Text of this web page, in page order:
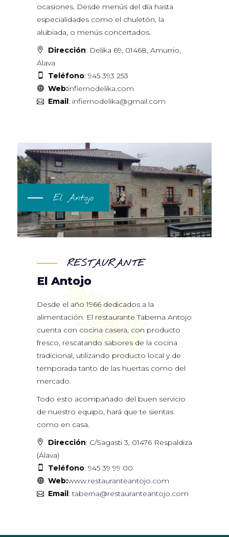
ocasiones. Desde menús del día hasta
especialidades como el chuletón, la
alubiada, o menús concertados.
Dirección: Delika 69, 01468, Amurrio,
Álava
Teléfono: 945 393 253
Web:infiernodelika.com
Email: infiernodelika@gmail.com
RESTAURANTE
El Antojo
Desde el año 1966 dedicados a la
alimentación. El restaurante Taberna Antojo
cuenta con cocina casera, con producto
fresco, rescatando sabores de la cocina
tradicional, utilizando producto local y de
temporada tanto de las huertas como del
mercado.
Todo esto acompañado del buen servicio
de nuestro equipo, hará que te sientas
como en casa.
Dirección: C/Sagasti 3, 01476 Respaldiza
(Álava)
Teléfono: 945 39 99 00
Web:www.restauranteantojo.com
Email:taberna@restauranteantojo.com
El Antojo